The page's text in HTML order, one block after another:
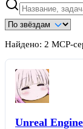
Найдено: 2 MCP-
Unreal